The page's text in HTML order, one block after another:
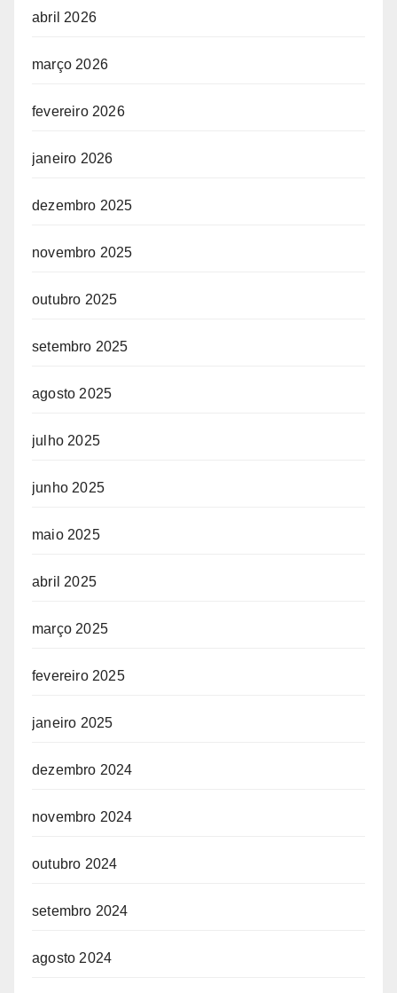
abril 2026
março 2026
fevereiro 2026
janeiro 2026
dezembro 2025
novembro 2025
outubro 2025
setembro 2025
agosto 2025
julho 2025
junho 2025
maio 2025
abril 2025
março 2025
fevereiro 2025
janeiro 2025
dezembro 2024
novembro 2024
outubro 2024
setembro 2024
agosto 2024